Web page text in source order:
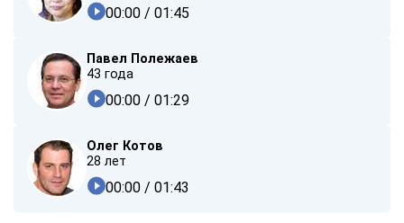
00:00 / 01:45
Павел Полежаев
43 года
00:00 / 01:29
Олег Котов
28 лет
00:00 / 01:43